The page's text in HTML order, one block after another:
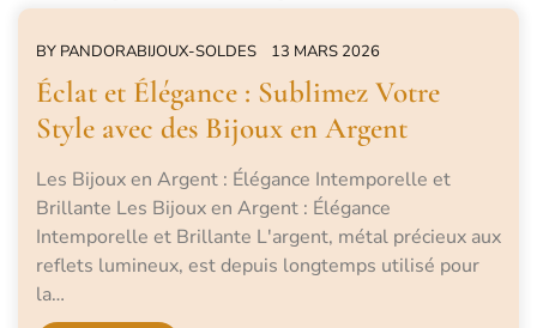
BY PANDORABIJOUX-SOLDES 13 MARS 2026
Éclat et Élégance : Sublimez Votre
Style avec des Bijoux en Argent
Les Bijoux en Argent : Élégance Intemporelle et
Brillante Les Bijoux en Argent : Élégance
Intemporelle et Brillante L'argent, métal précieux aux
reflets lumineux, est depuis longtemps utilisé pour
la…